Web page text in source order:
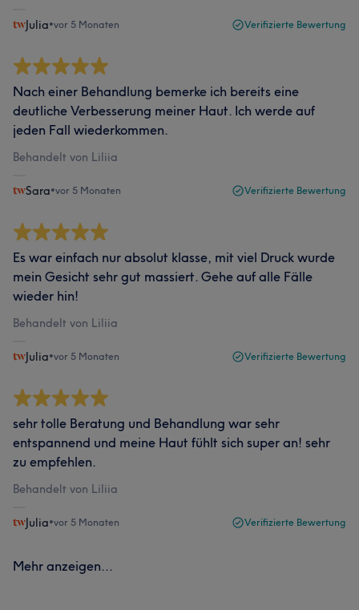
Julia•vor 5 Monaten Verifizierte Bewertung
Nach einer Behandlung bemerke ich bereits eine
deutliche Verbesserung meiner Haut. Ich werde auf
jeden Fall wiederkommen.
Behandelt von Liliia
Sara•vor 5 Monaten Verifizierte Bewertung
Es war einfach nur absolut klasse, mit viel Druck wurde
mein Gesicht sehr gut massiert. Gehe auf alle Fälle
wieder hin!
Behandelt von Liliia
Julia•vor 5 Monaten Verifizierte Bewertung
sehr tolle Beratung und Behandlung war sehr
entspannend und meine Haut fühlt sich super an! sehr
zu empfehlen.
Behandelt von Liliia
Julia•vor 5 Monaten Verifizierte Bewertung
Mehr anzeigen...